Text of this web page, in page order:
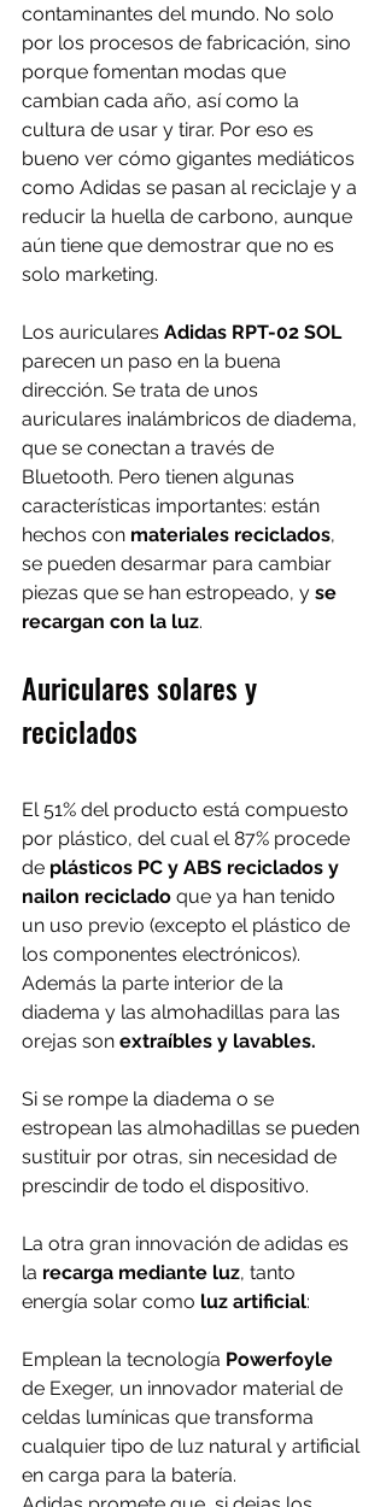
contaminantes del mundo. No solo
por los procesos de fabricación, sino
porque fomentan modas que
cambian cada año, así como la
cultura de usar y tirar. Por eso es
bueno ver cómo gigantes mediáticos
como Adidas se pasan al reciclaje y a
reducir la huella de carbono, aunque
aún tiene que demostrar que no es
solo marketing.
Los auriculares Adidas RPT-02 SOL
parecen un paso en la buena
dirección. Se trata de unos
auriculares inalámbricos de diadema,
que se conectan a través de
Bluetooth. Pero tienen algunas
características importantes: están
hechos con materiales reciclados,
se pueden desarmar para cambiar
piezas que se han estropeado, y se
recargan con la luz.
Auriculares solares y
reciclados
El 51% del producto está compuesto
por plástico, del cual el 87% procede
de plásticos PC y ABS reciclados y
nailon reciclado que ya han tenido
un uso previo (excepto el plástico de
los componentes electrónicos).
Además la parte interior de la
diadema y las almohadillas para las
orejas son extraíbles y lavables.
Si se rompe la diadema o se
estropean las almohadillas se pueden
sustituir por otras, sin necesidad de
prescindir de todo el dispositivo.
La otra gran innovación de adidas es
la recarga mediante luz, tanto
energía solar como luz artificial:
Emplean la tecnología Powerfoyle
de Exeger, un innovador material de
celdas lumínicas que transforma
cualquier tipo de luz natural y artificial
en carga para la batería.